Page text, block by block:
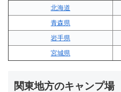
北海道
青森県
岩手県
宮城県
関東地方のキャンプ場